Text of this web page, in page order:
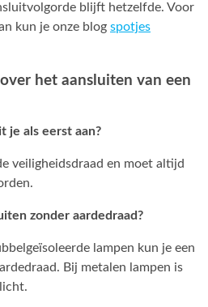
blijft hetzelfde. Voor
kun je onze blog spotjes
het aansluiten van een
je als eerst aan?
veiligheidsdraad en moet altijd
zonder aardedraad?
lampen kun je een
Bij metalen lampen is